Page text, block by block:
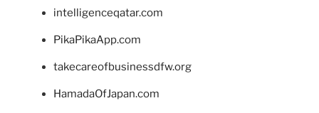
intelligenceqatar.com
PikaPikaApp.com
takecareofbusinessdfw.org
HamadaOfJapan.com